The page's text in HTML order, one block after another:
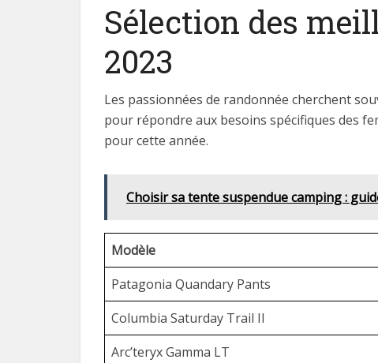
Sélection des
2023
Les passionnées de randonnée cherchent
pour répondre aux besoins spécifiques des
pour cette année.
Choisir sa tente suspendue camping :
Modèle
Patagonia Quandary Pants
Columbia Saturday Trail II
Arc’teryx Gamma LT